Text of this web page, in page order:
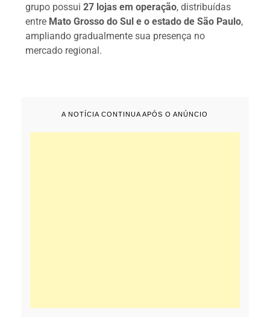
grupo possui27 lojas em operação, distribuídas
entre Mato Grosso do Sul e o estado de São Paulo,
ampliando gradualmente sua presença no
mercado regional.
A NOTÍCIA CONTINUA APÓS O ANÚNCIO